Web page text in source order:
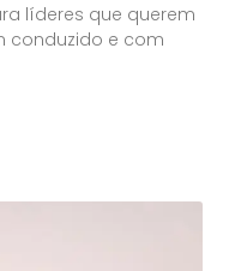
líderes que querem
conduzido e com